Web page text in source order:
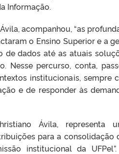
Informação.
acompanhou, “as
o Ensino Superior e a
dados até as atuais
Nesse percurso, conta,
institucionais, sempre
e de responder às
Ávila, representa
para a consolidação
institucional da